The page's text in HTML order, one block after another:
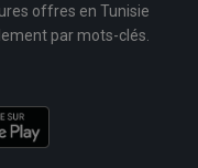
offres en Tunisie
par mots-clés.